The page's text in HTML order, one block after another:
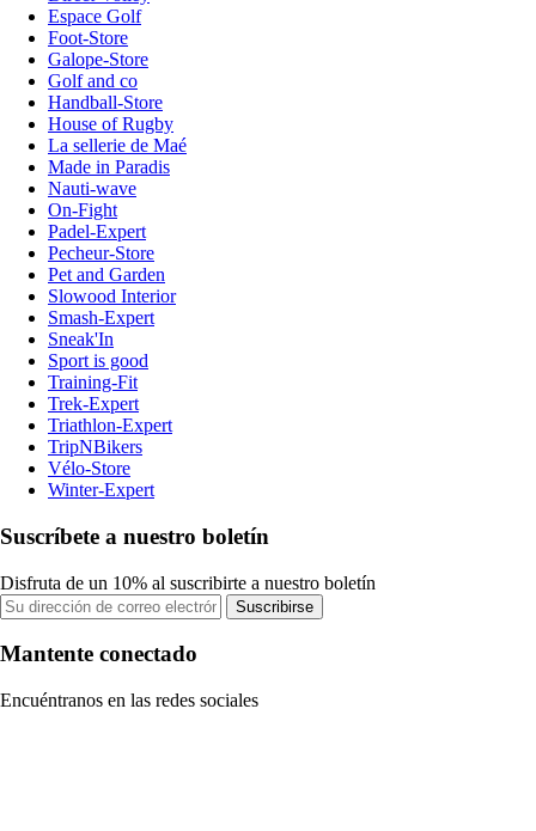
Espace Golf
Foot-Store
Galope-Store
Golf and co
Handball-Store
House of Rugby
La sellerie de Maé
Made in Paradis
Nauti-wave
On-Fight
Padel-Expert
Pecheur-Store
Pet and Garden
Slowood Interior
Smash-Expert
Sneak'In
Sport is good
Training-Fit
Trek-Expert
Triathlon-Expert
TripNBikers
Vélo-Store
Winter-Expert
Suscríbete a nuestro boletín
Disfruta de un 10% al suscribirte a nuestro boletín
Suscribirse
Mantente conectado
Encuéntranos en las redes sociales